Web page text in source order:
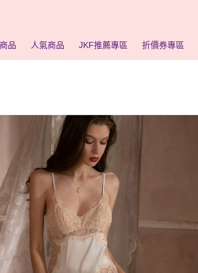
品 人氣商品 JKF推薦專區 折價券專區